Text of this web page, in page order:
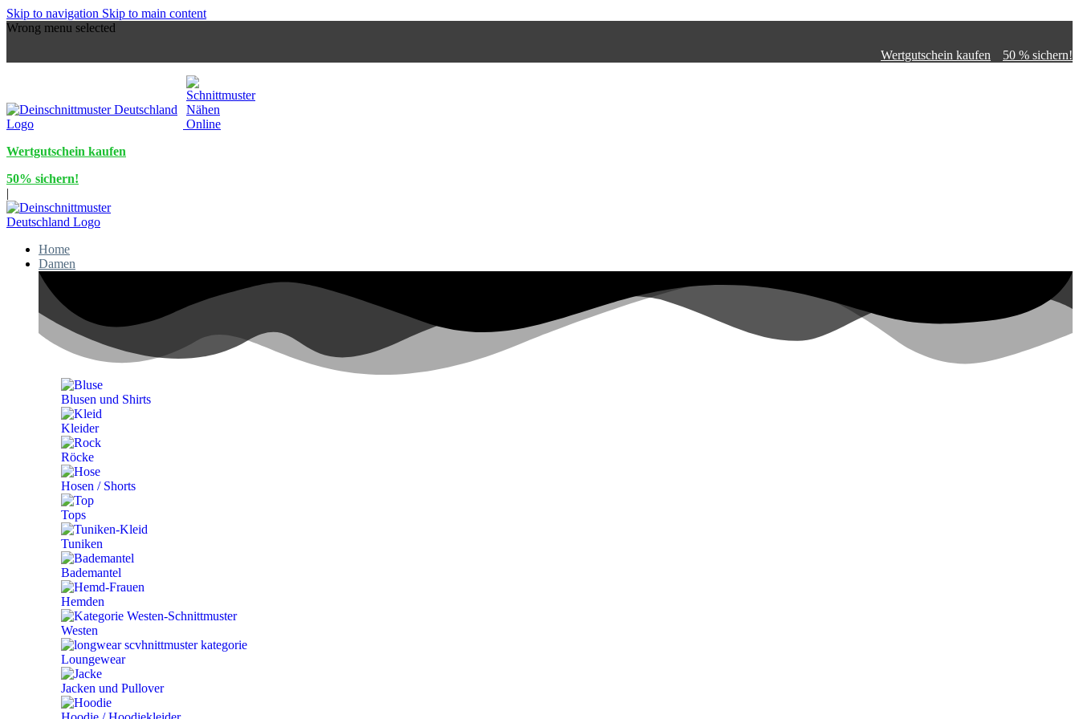
Skip to navigation Skip to main content
Wrong menu selected
Wertgutschein kaufen
50 % sichern!
Wertgutschein kaufen
50% sichern!
|
Home
Damen
Blusen und Shirts
Kleider
Röcke
Hosen / Shorts
Tops
Tuniken
Bademantel
Hemden
Westen
Loungewear
Jacken und Pullover